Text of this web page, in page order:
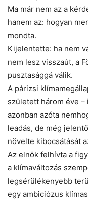
Ma már nem az a
hanem az: hogyan
mondta.
Kijelentette: ha nem
nem lesz visszaút, a
pusztasággá válik.
A párizsi
született három éve –
azonban azóta
leadás, de még
növelte kibocsátását
Az elnök felhívta a
a klímaváltozás
legsérülékenyebb
egy ambiciózus